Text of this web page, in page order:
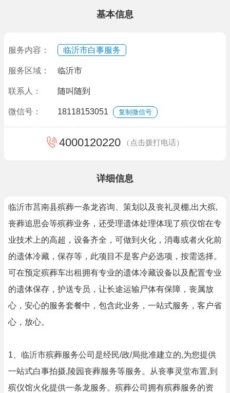
基本信息
服务内容： 临沂市白事服务
服务区域： 临沂市
联系人： 随叫随到
微信号： 18118153051 复制微信号
4000120220 （点击拨打电话）
详细信息
临沂市莒南县殡葬一条龙咨询、策划以及丧礼灵棚,出大殡,
丧葬追思会等殡葬业务，还受理遗体处理体现了殡仪馆在专
业技术上的高超，设备齐全，可做到火化，消毒或者火化前
的遗体冷藏，保存等，此项目不是客户必选项，按需选择。
可在预定殡葬车出租拥有专业的遗体冷藏设备以及配置专业
的遗体保存，护送专员，让长途运输尸体有保障，丧属放
心，安心的服务套餐中，包含此业务，一站式服务，客户省
心，放心。
1、临沂市殡葬服务公司是经民/政/局批准建立的,为您提供
一站式白事拍摄,陵园丧葬服务等服务。从丧事灵堂布置,到
殡仪馆火化提供一条龙服务。殡葬公司拥有殡葬服务的资